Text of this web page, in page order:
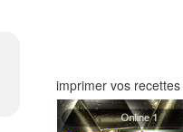
imprimer vos recettes